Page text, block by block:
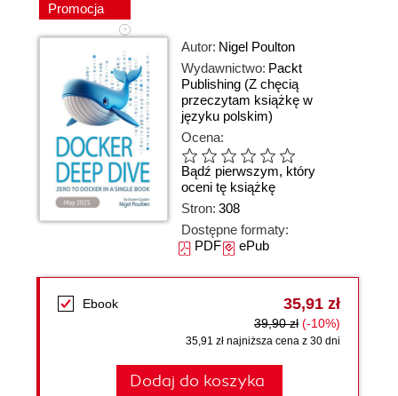
Promocja
Autor: Nigel Poulton
Wydawnictwo: Packt
Publishing (Z chęcią
przeczytam książkę w
języku polskim)
Ocena:
Bądź pierwszym, który
oceni tę książkę
Stron: 308
Dostępne formaty:
PDFePub
Ebook 35,91 zł
39,90 zł (-10%)
35,91 zł najniższa cena z 30 dni
Dodaj do koszyka